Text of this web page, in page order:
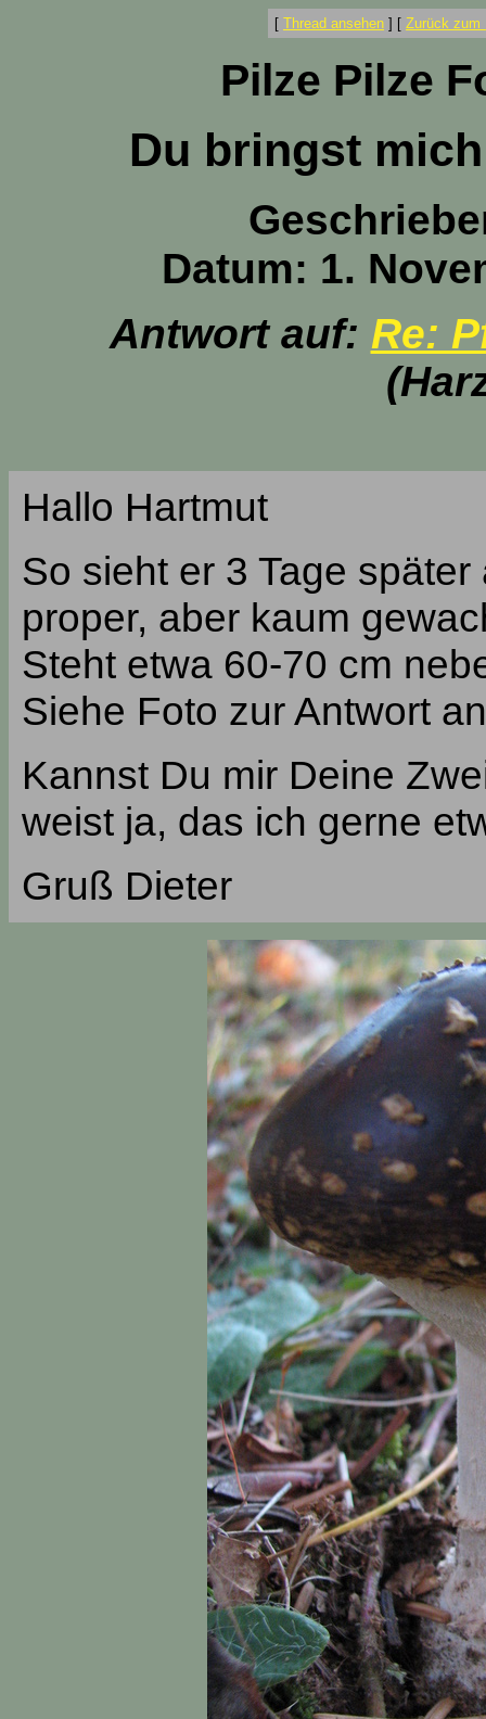
[ Thread ansehen ] [ Zurück zum
Pilze Pilze
Du bringst
Datum: 1.
Antwort auf: Re:
Hallo Hartmut
So sieht er 3 Tage
proper, aber kaum
Steht etwa 60-70 cm
Siehe Foto zur Antwort
Kannst Du mir Deine
weist ja, das ich gerne
Gruß Dieter